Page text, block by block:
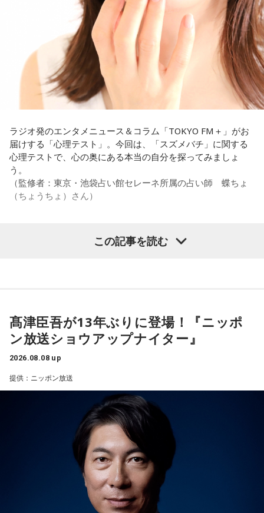
あの戦いができたというのは、選手層も相当厚くなったとい
うことでしょうか？
福田：そうですね。選手層は厚くなっているし、森保監督の
「誰が出ても同じような戦いができる準備をしてきた」とい
う言葉がその通りであることを、グループステージで証明で
きていたと思います。でも、そこから上に行くためには、や
っぱり“個の力”が必要だったかなと感じています。
世界で見ても、日本だけでなく主力の選手がケガする国は
多々あって、それでも勝ち上がっていく力が必要なのがW杯
なんです。そういう意味では、確かに選手層は厚くなったけ
れども、さらに“個”の力を高めながら、選手層をもっと厚くし
なきゃいけない。ベスト16・ベスト8に進む国と比べたとき
に、そこまでの選手層だったのかというと、まだまだ厚くし
ていかないとダメなのではないか、ということなんだと思い
ただ、あれだけケガ人が出て、誰が出ても同じようなサッカ
（左から）福田正博さん、藤木直人、高見侑里
＜番組概要＞
番組名：SPORTS BEAT supported by TOYOTA
放送日時：毎週土曜 10:00～10:50
パーソナリティ：藤木直人、高見侑里
番組Webサイト：
https://www.tfm.co.jp/beat/
@SPORTSBEAT_TFM
い。有吉が「なんでなの？」と尋ねると、カミムラは「こん
なことを言うのもあれですけど、（ぐりんぴーすさんが）ど
ういう先輩か分かっていないんだと思います」と正直に語り
ます。
それを受け、有吉は「でもさ、この世界に入ったら俺だって
（若手の頃は）誰か分からない人にも一応挨拶するじゃな
い？ 何があるか分からないからさ」と持論を語ります。その
間は時代的に増えていますね」とリアルな実情を明かしま
す。
また、有吉は「吉本（興業）は縦がちゃんとしているじゃ
ん。それは養成所でもそういう教えがあるんだろうし、先輩
からも受け継がれるからだと思うんだよね」と他事務所と比
番組Webサイト： https://jfn-pods.com/program/27400
音声コンテンツプラットフォーム「JFN Pods」ではスペシャ
ル音声も配信中！
ラジオ発のエンタメニュース＆コラム「TOKYO FM＋」がお
届けする「心理テスト」。今回は、「スズメバチ」に関する
心理テストで、心の奥にある本当の自分を探ってみましょ
う。
（監修者：東京・池袋占い館セレーネ所属の占い師 蝶ちょ
（ちょうちょ）さん）
ました。
それは何でしたか？次の中から近いものを1つ選んでくださ
1． 鳩のぬいぐるみ
2． パスポートなどの身分証
3． 買ったばかりの乾電池
この心理テストでわかることは、追い詰められた時に出る、
あなたの「究極の裏の顔」です。
とっさに握りしめたものは、あなたが窮地で無意識に守ろう
とする「本当に大切なもの」を暗示しています。冷静ではい
られない極限の場面でこそ、普段は隠れているあなたの本性
この記事を読む
髙津臣吾が13年ぶりに登場！『ニッポ
ン放送ショウアップナイター』
2026.08.08 up
提供：ニッポン放送